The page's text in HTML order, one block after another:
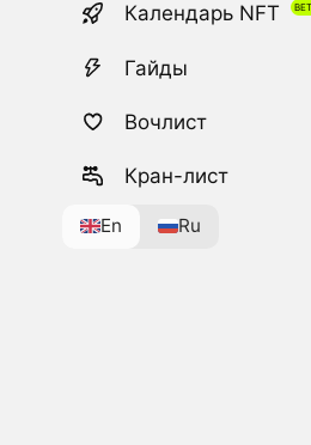
Календарь NFT
Гайды
Вочлист
Кран-лист
En Ru